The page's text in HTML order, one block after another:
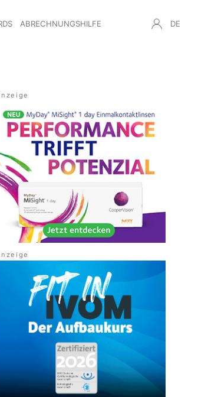
ABRECHNUNGSHILFE DE